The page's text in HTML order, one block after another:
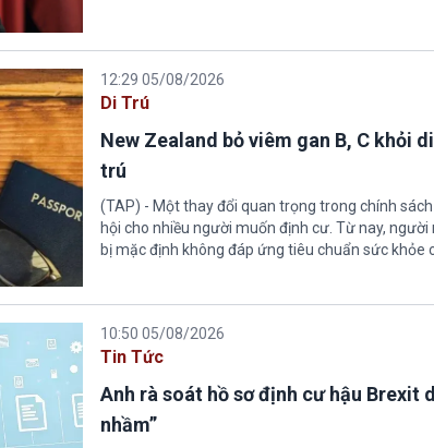
12:29 05/08/2026
Di Trú
New Zealand bỏ viêm gan B, C khỏi
trú
(TAP) - Một thay đổi quan trọng trong chính
hội cho nhiều người muốn định cư. Từ nay,
bị mặc định không đáp ứng tiêu chuẩn sức khỏe
10:50 05/08/2026
Tin Tức
Anh rà soát hồ sơ định cư hậu Brexit
nhầm”